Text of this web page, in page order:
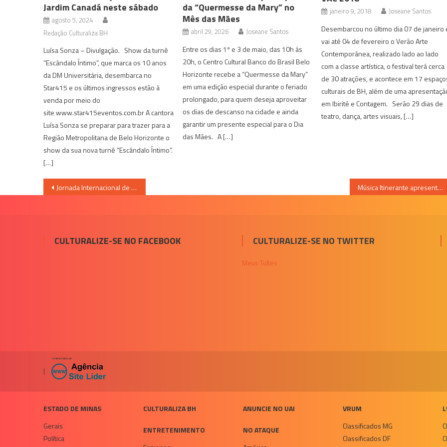
Jardim Canadá neste sábado
agosto 5, 2024
Redação Culturaliza BH
Luísa Sonza – Divulgação. Show da turnê
“Escândalo Íntimo”, que marca os 10 anos
da DM Universitária, desembarca no
Star415 e os últimos ingressos estão à
venda por meio do
site www.star415eventos.com.br A cantora
Luísa Sonza se preparar para trazer para a
Região Metropolitana de Belo Horizonte o
show da sua nova turnê “Escândalo Íntimo”.
[…]
da “Quermesse da Mary” no
Mês das Mães
abril 29, 2026 Joseane Santos
Entre os dias 1º e 3 de maio, das 10h às
20h, o Centro Cultural Banco do Brasil Belo
Horizonte recebe a “Quermesse da Mary”
em uma edição especial durante o feriado
prolongado, para quem deseja aproveitar
os dias de descanso na cidade e ainda
garantir um presente especial para o Dia
das Mães. A […]
janeiro 9, 2018 Joseane Santos
Desembarcou no último dia 07 de janeiro
vai até 04 de fevereiro o Verão Arte
Contemporânea, realizado lado ao lado
com a classe artística, o festival terá cerca
de 30 atrações, e acontece em 17
culturais de BH, além de uma
em Ibirité e Contagem. Serão 29 dias de
teatro, dança, artes visuais, […]
Navegação
Jornada Internacional de Arte Indigena Música Itinerante apresenta o músico argentino Belisario Tonsich
CULTURALIZE-SE NO FACEBOOK CULTURALIZE-SE NO TWITTER
Meus Tuítes
|
ESTADO DE MINAS
Gerais
Política
CULTURALIZA BH
ENTRETENIMENTO
ANUNCIE NO UAI
NO ATAQUE
VRUM
Classificados MG
Classificados DF